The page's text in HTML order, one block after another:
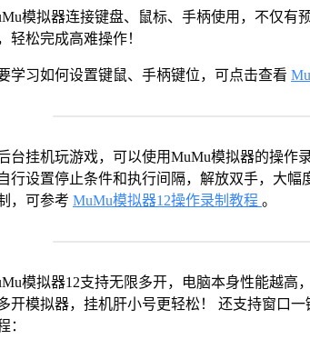
模拟器连接键盘、鼠标、手柄使用，不仅有
轻松完成高难操作！
学习如何设置键鼠、手柄键位，可点击查看
台挂机玩游戏，可以使用MuMu模拟器的操作
行设置停止条件和执行间隔，解放双手，大
，可参考 MuMu模拟器12操作录制教程 。
模拟器12支持无限多开，电脑本身性能越高
开模拟器，挂机肝小号更轻松！ 还支持窗口
：